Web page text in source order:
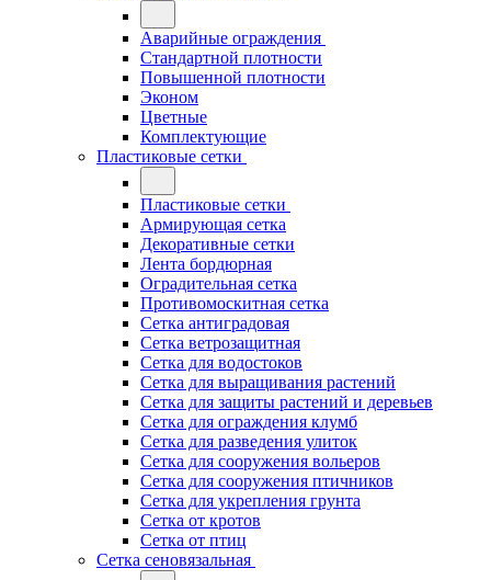
Аварийные ограждения
Стандартной плотности
Повышенной плотности
Эконом
Цветные
Комплектующие
Пластиковые сетки
Пластиковые сетки
Армирующая сетка
Декоративные сетки
Лента бордюрная
Оградительная сетка
Противомоскитная сетка
Сетка антиградовая
Сетка ветрозащитная
Сетка для водостоков
Сетка для выращивания растений
Сетка для защиты растений и деревьев
Сетка для ограждения клумб
Сетка для разведения улиток
Сетка для сооружения вольеров
Сетка для сооружения птичников
Сетка для укрепления грунта
Сетка от кротов
Сетка от птиц
Сетка сеновязальная